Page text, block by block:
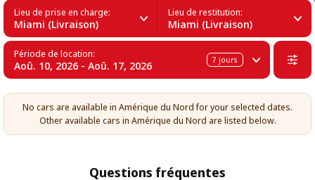
Lieu de prise en charge:
Miami (Livraison)
Lieu de restitution:
Miami (Livraison)
Période de location:
Aoû. 10, 2026 - Aoû. 17, 2026 7 jours
No cars are available in Amérique du Nord for your selected dates.
Other available cars in Amérique du Nord are listed below.
Questions fréquentes